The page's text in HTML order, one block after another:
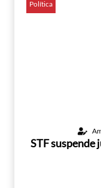
Política
STF